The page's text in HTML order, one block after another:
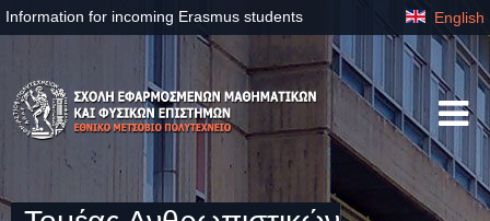
Information for incoming Erasmus students English